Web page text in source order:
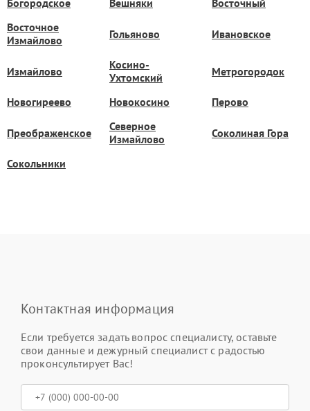
Богородское Вешняки
Восточный
Восточное
Измайлово
Гольяново Ивановское
Измайлово
Косино-
Ухтомский
Метрогородок
Новогиреево Новокосино Перово
Преображенское
Северное
Измайлово
Соколиная Гора
Сокольники
Контактная информация
Если требуется задать вопрос специалисту, оставьте
свои данные и дежурный специалист с радостью
проконсультирует Вас!